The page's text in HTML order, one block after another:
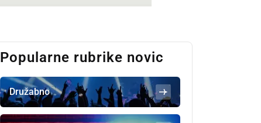
Popularne rubrike novic
Družabno